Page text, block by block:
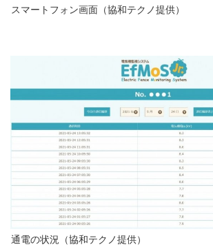
スマートフォン画面（協和テクノ提供）
通電の状況（協和テクノ提供）